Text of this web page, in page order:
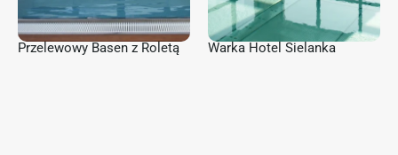
Przelewowy Basen z Roletą Warka Hotel Sielanka